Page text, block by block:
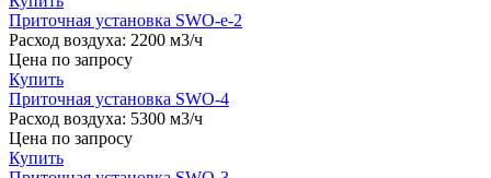
Приточная установка SWO-e-2
Расход воздуха: 2200 м3/ч
Цена по запросу
Купить
Приточная установка SWO-4
Расход воздуха: 5300 м3/ч
Цена по запросу
Купить